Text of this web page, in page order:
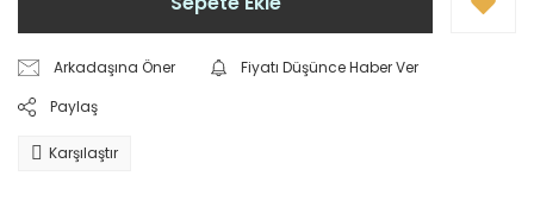
Arkadaşına Öner
Fiyatı Düşünce Haber Ver
Paylaş
Karşılaştır